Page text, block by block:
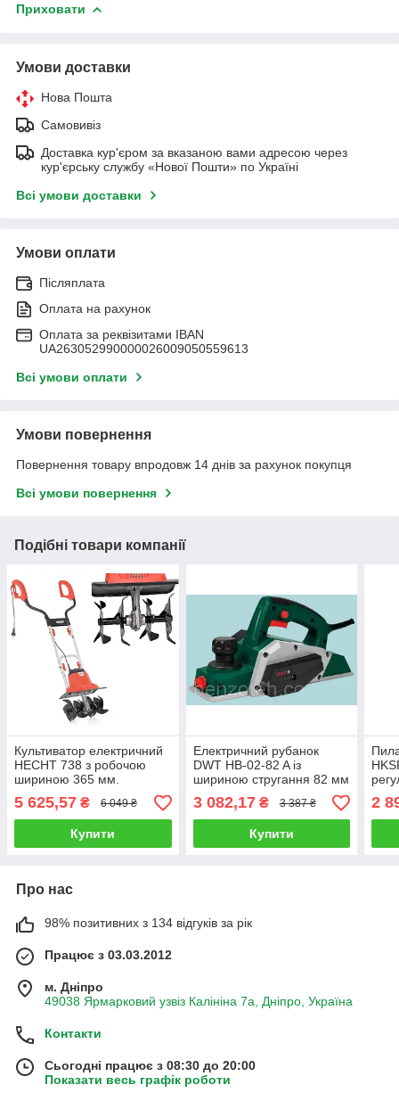
Приховати
Умови доставки
Нова Пошта
Самовивіз
Доставка кур'єром за вказаною вами адресою через
кур'єрську службу «Нової Пошти» по Україні
Всі умови доставки
Умови оплати
Післяплата
Оплата на рахунок
Оплата за реквізитами IBAN
UA263052990000026009050559613
Всі умови оплати
Умови повернення
Повернення товару впродовж 14 днів за рахунок покупця
Всі умови повернення
Подібні товари компанії
Культиватор електричний
HECHT 738 з робочою
шириною 365 мм.
5 625,57 ₴ 6 049 ₴
Купити
Електричний рубанок
DWT HB-02-82 A із
шириною стругання 82 мм
3 082,17₴ 3 387 ₴
Купити
різу
2
Про нас
98% позитивних з 134 відгуків за рік
Працює з 03.03.2012
м. Дніпро
49038 Ярмарковий узвіз Калініна 7а, Дніпро, Україна
Контакти
Сьогодні працює з 08:30 до 20:00
Показати весь графік роботи